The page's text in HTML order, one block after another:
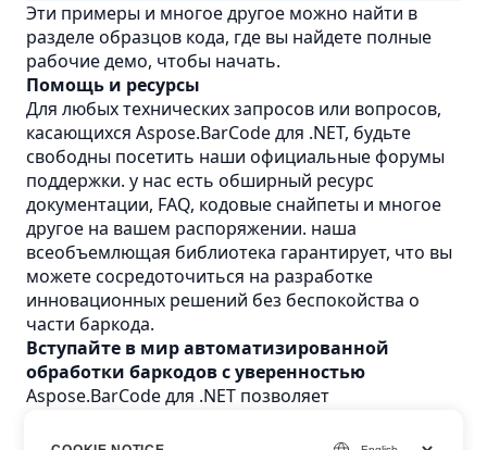
Эти примеры и многое другое можно найти в
разделе образцов кода, где вы найдете полные
рабочие демо, чтобы начать.
Помощь и ресурсы
Для любых технических запросов или вопросов,
касающихся Aspose.BarCode для .NET, будьте
свободны посетить наши официальные форумы
поддержки. у нас есть обширный ресурс
документации, FAQ, кодовые снайпеты и многое
другое на вашем распоряжении. наша
всеобъемлющая библиотека гарантирует, что вы
можете сосредоточиться на разработке
инновационных решений без беспокойства о
части баркода.
Вступайте в мир автоматизированной
обработки баркодов с уверенностью
Aspose.BarCode для .NET позволяет
динамические баркоды в различных